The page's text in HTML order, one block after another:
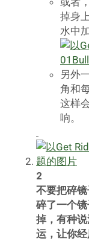
掉身
水中
另外
角和
这样
响。
2
不要把碎
碎了一个
掉，有种
运，让你经